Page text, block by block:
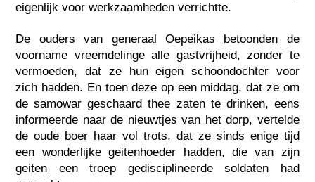
eigenlijk voor werkzaamheden verrichtte.
De ouders van generaal Oepeikas betoonden de
voorname vreemdelinge alle gastvrijheid, zonder te
vermoeden, dat ze hun eigen schoondochter voor
zich hadden. En toen deze op een middag, dat ze om
de samowar geschaard thee zaten te drinken, eens
informeerde naar de nieuwtjes van het dorp, vertelde
de oude boer haar vol trots, dat ze sinds enige tijd
een wonderlijke geitenhoeder hadden, die van zijn
geiten een troep gedisciplineerde soldaten had